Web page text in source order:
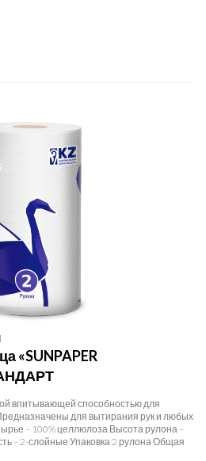
«SUNPAPER
впитывающей способностью для
для вытирания рук и любых
– 100% целлюлоза Высота рулона –
– 2-слойные Упаковка 2 рулона Общая